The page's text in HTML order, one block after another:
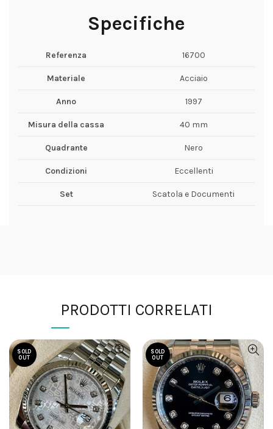
Specifiche
Referenza 16700
Materiale Acciaio
Anno 1997
Misura della cassa 40 mm
Quadrante Nero
Condizioni Eccellenti
Set Scatola e Documenti
PRODOTTI CORRELATI
SOLD
OUT
SOLD
OUT